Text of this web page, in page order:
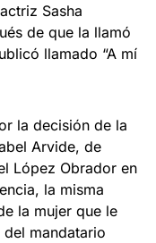
Sasha
de que la llamó
llamado “A mí
la decisión de la
Arvide, de
López Obrador en
la misma
la mujer que le
mandatario